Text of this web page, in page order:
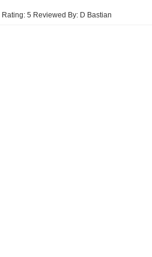
Rating:5 Reviewed By: D Bastian